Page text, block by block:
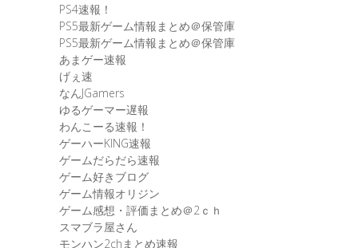
PS4速報！
PS5最新ゲーム情報まとめ＠保管庫
PS5最新ゲーム情報まとめ＠保管庫
あまゲー速報
げぇ速
なんJGamers
ゆるゲーマー遅報
わんこーる速報！
ゲーハーKING速報
ゲームだらだら速報
ゲーム好きブログ
ゲーム情報オリジン
ゲーム感想・評価まとめ＠2ｃｈ
スマブラ屋さん
モンハン2chまとめ速報